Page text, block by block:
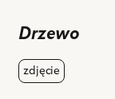
Drzewo
zdjęcie